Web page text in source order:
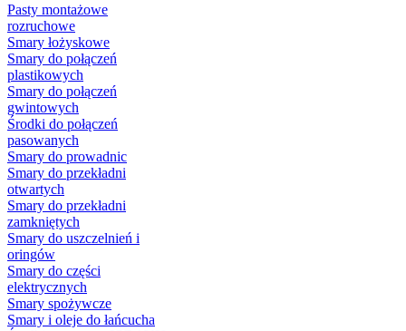
Pasty montażowe
rozruchowe
Smary łożyskowe
Smary do połączeń
plastikowych
Smary do połączeń
gwintowych
Środki do połączeń
pasowanych
Smary do prowadnic
Smary do przekładni
otwartych
Smary do przekładni
zamkniętych
Smary do uszczelnień i
oringów
Smary do części
elektrycznych
Smary spożywcze
Smary i oleje do łańcucha